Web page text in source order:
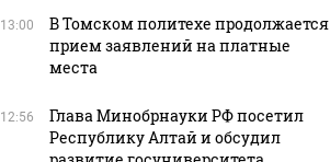
13:00
В Томском политехе продолжается
прием заявлений на платные
места
12:56
Глава Минобрнауки РФ посетил
Республику Алтай и обсудил